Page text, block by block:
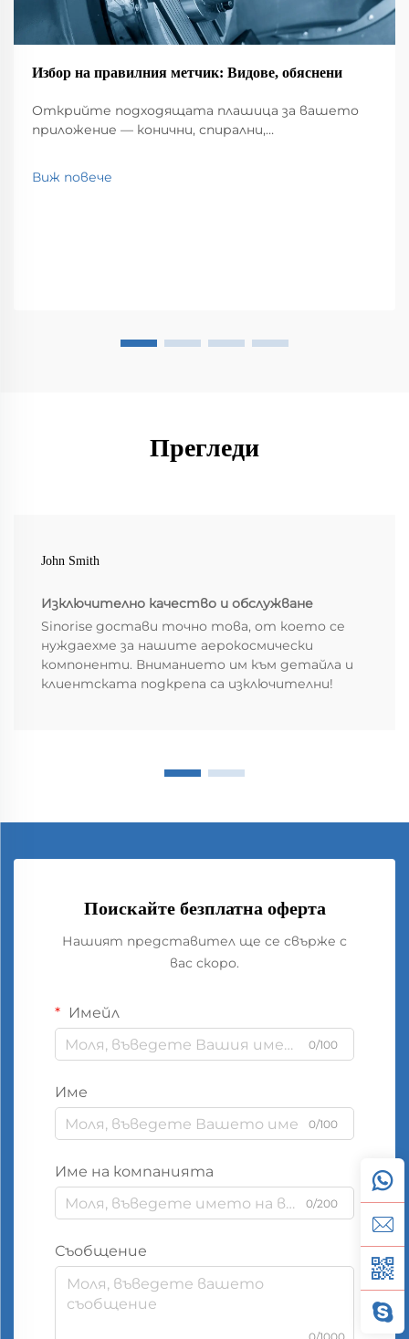
Избор на правилния метчик: Видове, обяснени
Открийте подходящата плашица за вашето
приложение — конични, спирални,
експертни стратегии за избор. Научете
Виж повече
Прегледи
John Smith
Изключително качество и обслужване
Sinorise достави точно това, от което се
нуждаехме за нашите аерокосмически
компоненти. Вниманието им към детайла и
клиентската подкрепа са изключителни!
Поискайте безплатна оферта
Нашият представител ще се свърже с
вас скоро.
Имейл
0/100
Име
0/100
Име на компанията
0/200
Съобщение